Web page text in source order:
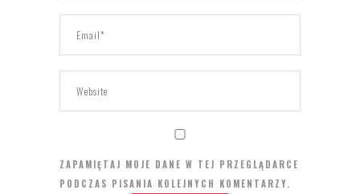
ZAPAMIĘTAJ MOJE DANE W TEJ PRZEGLĄDARCE
PODCZAS PISANIA KOLEJNYCH KOMENTARZY.